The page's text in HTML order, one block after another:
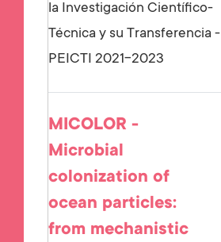
la Investigación Científico-
Técnica y su Transferencia -
PEICTI 2021-2023
MICOLOR -
Microbial
colonization of
ocean particles:
from mechanistic